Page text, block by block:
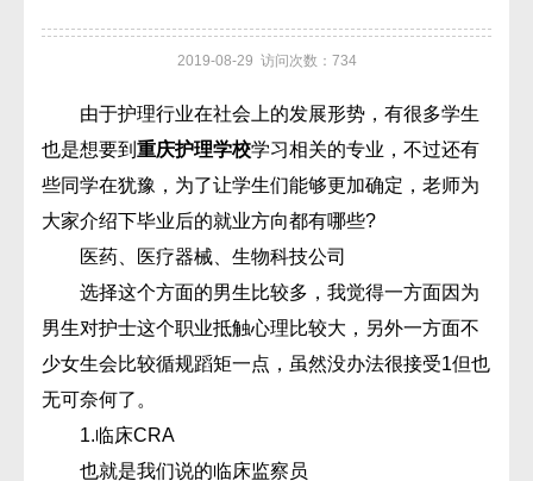
2019-08-29 访问次数：734
由于护理行业在社会上的发展形势，有很多学生
也是想要到 重庆护理学校学习相关的专业，不过还有
些同学在犹豫，为了让学生们能够更加确定，老师为
大家介绍下毕业后的就业方向都有哪些?
医药、医疗器械、生物科技公司
选择这个方面的男生比较多，我觉得一方面因为
男生对护士这个职业抵触心理比较大，另外一方面不
少女生会比较循规蹈矩一点，虽然没办法很接受1但也
无可奈何了。
1.临床CRA
也就是我们说的临床监察员